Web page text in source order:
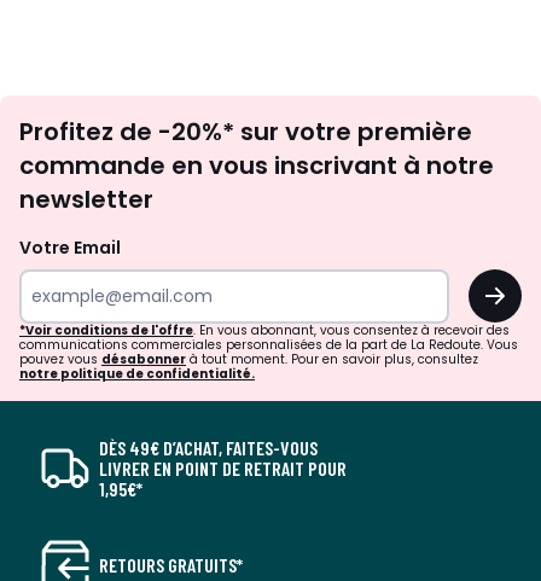
newsletter
Profitez de -20%* sur votre première
commande en vous inscrivant à notre
newsletter
Votre Email
OK
*Voir conditions de l'offre. En vous abonnant, vous consentez à recevoir des
communications commerciales personnalisées de la part de La Redoute. Vous
pouvez vous désabonner à tout moment. Pour en savoir plus, consultez
notre politique de confidentialité.
DÈS 49€ D’ACHAT, FAITES-VOUS
LIVRER EN POINT DE RETRAIT POUR
1,95€*
RETOURS GRATUITS*